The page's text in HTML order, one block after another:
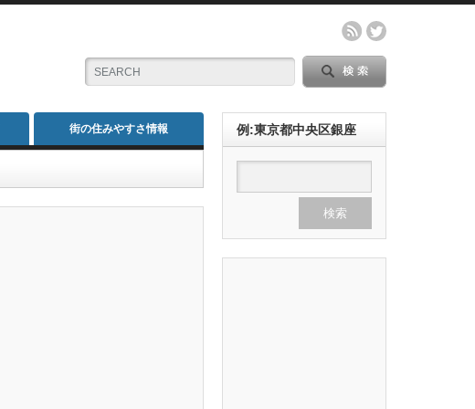
街の住みやすさ情報 例:東京都中央区銀座